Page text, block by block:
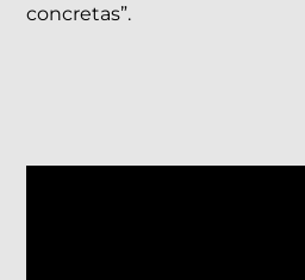
concretas”.